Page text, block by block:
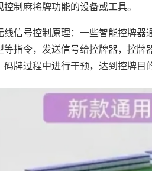
制麻将牌功能的设备或工具。
线信号控制原理：一些智能控牌
等指令，发送信号给控牌器，控
牌过程中进行干预，达到控牌目的